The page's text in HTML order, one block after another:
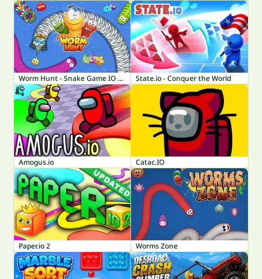
Worm Hunt - Snake Game IO Zone State.io - Conquer the World
Amogus.io Catac.IO
Paper.io 2 Worms Zone